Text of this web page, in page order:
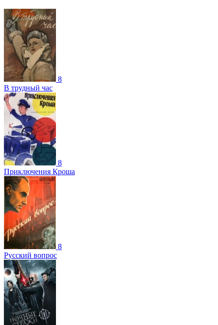
8
В трудный час
8
Приключения Кроша
8
Русский вопрос